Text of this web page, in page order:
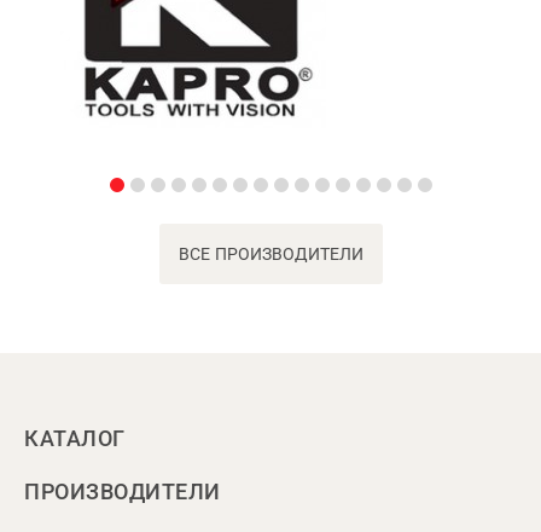
ВСЕ ПРОИЗВОДИТЕЛИ
КАТАЛОГ
ПРОИЗВОДИТЕЛИ